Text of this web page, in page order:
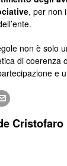
, per non
non è solo
di coerenza
e
Cristofaro